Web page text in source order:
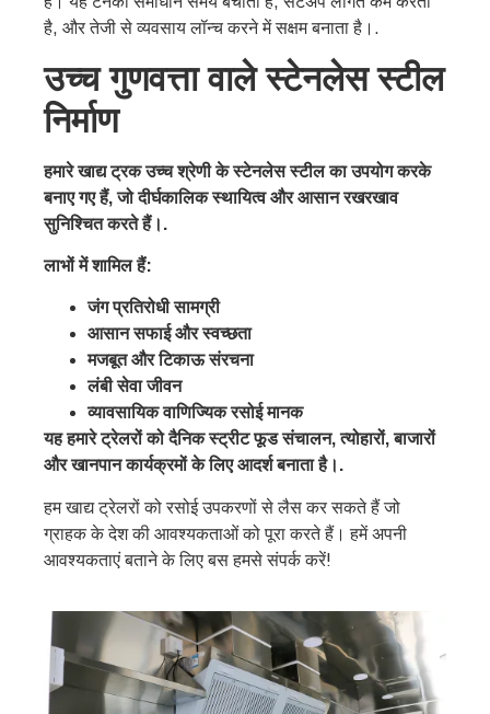
है, और तेजी से व्यवसाय लॉन्च करने में सक्षम बनाता है।.
उच्च गुणवत्ता वाले स्टेनलेस स्टील
निर्माण
हमारे खाद्य ट्रक उच्च श्रेणी के स्टेनलेस स्टील का उपयोग करके
बनाए गए हैं, जो दीर्घकालिक स्थायित्व और आसान रखरखाव
सुनिश्चित करते हैं।.
लाभों में शामिल हैं:
जंग प्रतिरोधी सामग्री
आसान सफाई और स्वच्छता
मजबूत और टिकाऊ संरचना
लंबी सेवा जीवन
व्यावसायिक वाणिज्यिक रसोई मानक
यह हमारे ट्रेलरों को दैनिक स्ट्रीट फूड संचालन, त्योहारों, बाजारों
और खानपान कार्यक्रमों के लिए आदर्श बनाता है।.
हम खाद्य ट्रेलरों को रसोई उपकरणों से लैस कर सकते हैं जो
ग्राहक के देश की आवश्यकताओं को पूरा करते हैं। हमें अपनी
आवश्यकताएं बताने के लिए बस हमसे संपर्क करें!